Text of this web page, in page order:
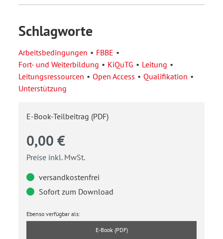
Schlagworte
Arbeitsbedingungen
FBBE
Fort- und Weiterbildung
KiQuTG
Leitung
Leitungsressourcen
Open Access
Qualifikation
Unterstützung
E-Book-Teilbeitrag (PDF)
0,00 €
Preise inkl. MwSt.
versandkostenfrei
Sofort zum Download
Ebenso verfügbar als:
E-Book (PDF)